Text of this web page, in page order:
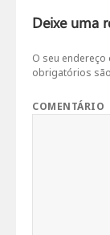
Deixe uma
O seu
obrigatórios
COMENTÁRIO